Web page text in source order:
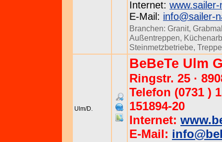
Internet:
E-Mail: info@sailer-
Branchen: Granit,
Außentreppen,
Steinmetzbetriebe,
Ulm/D.
BeBeTe Ulm
Ringstr. 25 ·
Telefon (0731 )
151894-20
Internet:
E-Mail: